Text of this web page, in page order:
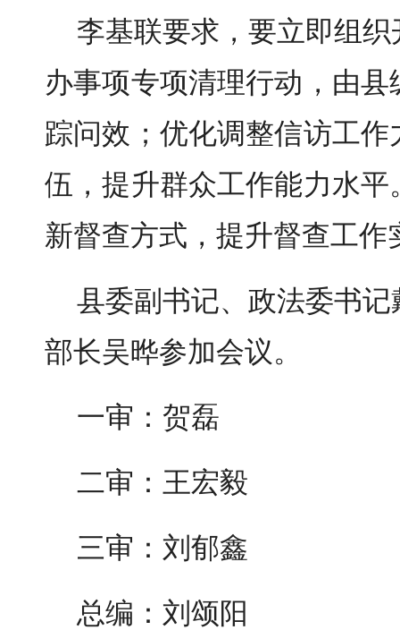
李基联要求，要立即组
办事项专项清理行动，由
踪问效；优化调整信访工
伍，提升群众工作能力水
新督查方式，提升督查工作
县委副书记、政法委书
部长吴晔参加会议。
一审：贺磊
二审：王宏毅
三审：刘郁鑫
总编：刘颂阳